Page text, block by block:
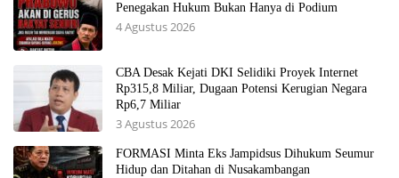
Penegakan Hukum Bukan Hanya di Podium
4 Agustus 2026
CBA Desak Kejati DKI Selidiki Proyek Internet
Rp315,8 Miliar, Dugaan Potensi Kerugian Negara
Rp6,7 Miliar
3 Agustus 2026
FORMASI Minta Eks Jampidsus Dihukum Seumur
Hidup dan Ditahan di Nusakambangan